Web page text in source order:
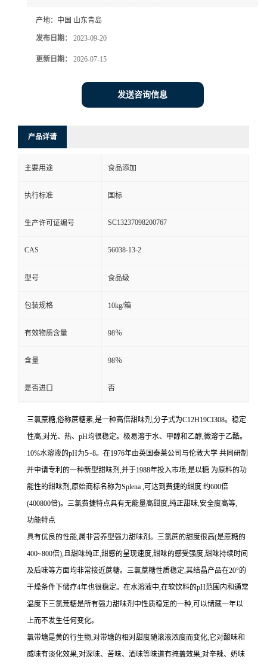
产地： 中国 山东青岛
发布日期： 2023-09-20
更新日期： 2026-07-15
发送咨询信息
产品详请
主要用途 食品添加
执行标准 国标
生产许可证编号 SC13237098200767
CAS 56038-13-2
型号 食品级
包装规格 10kg/箱
有效物质含量 98％
含量 98％
是否进口 否
三氯蔗糖,俗称蔗糖素,是一种高倍甜味剂,分子式为C12H19CI308。稳定
性高,对光、热、pH均很稳定。极易溶于水、甲醇和乙醇,微溶于乙酷。
10%水溶液的pH为5~8。在1976年由英国泰莱公司与伦敦大学 共同研制
并申请专利的一种新型甜味剂,并于1988年投入市场,是以糖 为原料的功
能性的甜味剂,原始商标名称为Splena ,可达到费捷的甜度 约600倍
(400800倍)。三氯费捷特点具有无能量高甜度,纯正甜味,安全度高等,
功能特点
具有优良的性能,属非营养型强力甜味剂。三氯蔗的甜度很高(是蔗糖的
400~800倍),且甜味纯正,甜感的呈现速度,甜味的感受强度,甜味持续时间
及后味等方面均非常接近蔗糖。三氯蔗糖性质稳定,其结晶产品在20°的
干燥条件下储疗4年也很稳定。在水溶液中,在软饮料的pH范围内和通常
温度下三氯荒糖是所有强力甜味剂中性质稳定的一种,可以储藏一年以
上而不发生任何变化。
氯带塘是黄的行生物,对带塘的相对甜度随滚液浓度而变化,它对酸味和
威味有淡化效果,对深味、苦味、酒味等味道有掩盖效果,对辛辣、奶味